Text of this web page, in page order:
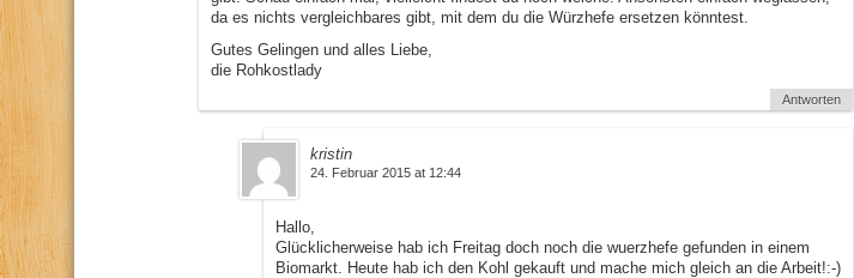
da es nichts vergleichbares gibt, mit dem du die Würzhefe ersetzen könntest.
Gutes Gelingen und alles Liebe,
die Rohkostlady
Antworten
kristin
24. Februar 2015 at 12:44
Hallo,
Glücklicherweise hab ich Freitag doch noch die wuerzhefe gefunden in einem
Biomarkt. Heute hab ich den Kohl gekauft und mache mich gleich an die Arbeit!:-)